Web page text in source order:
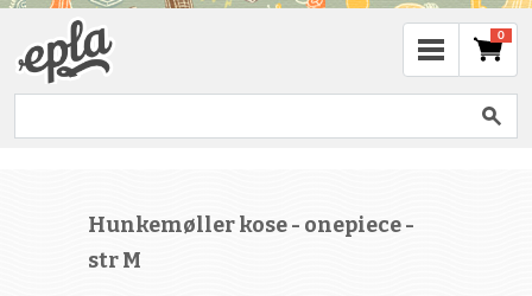
0
Hunkemøller kose - onepiece -
str M